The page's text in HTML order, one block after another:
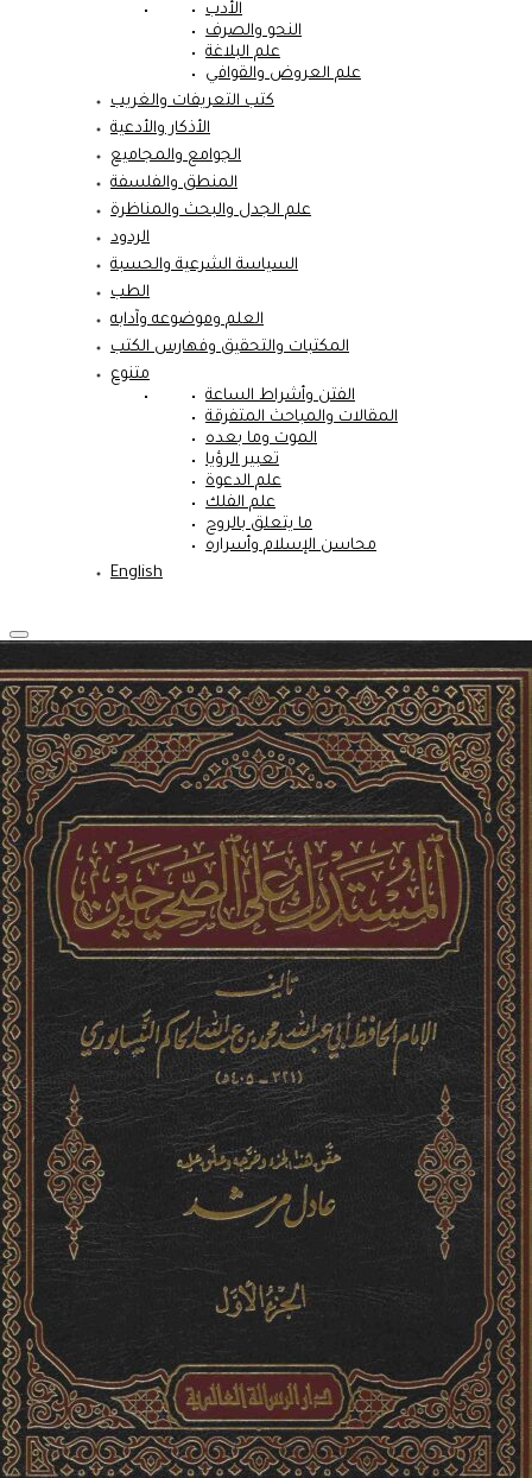
الأدب
النحو والصرف
علم البلاغة
علم العروض والقوافي
كتب التعريفات والغريب
الأذكار والأدعية
الجوامع والمجاميع
المنطق والفلسفة
علم الجدل والبحث والمناظرة
الردود
السياسة الشرعية والحسبة
الطب
العلم وموضوعه وآدابه
المكتبات والتحقيق وفهارس الكتب
متنوع
الفتن وأشراط الساعة
المقالات والمباحث المتفرقة
الموت وما بعده
تعبير الرؤيا
علم الدعوة
علم الفلك
ما يتعلق بالروح
محاسن الإسلام وأسراره
English